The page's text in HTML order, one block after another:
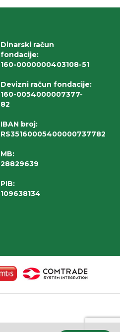
Dinarski račun
fondacije:
160-0000000403108-51
Devizni račun fondacije:
160-0054000007377-
82
IBAN broj:
RS35160005400000737782
MB:
28829639
PIB:
109638134